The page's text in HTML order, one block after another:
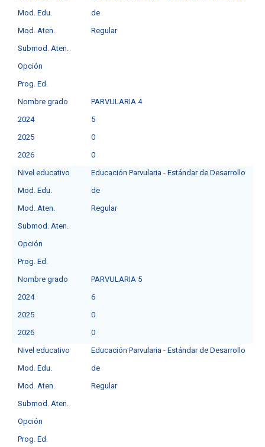
Mod. Edu.
de
Mod. Aten.
Regular
Submod. Aten.
Opción
Prog. Ed.
Nombre grado
PARVULARIA 4
2024
5
2025
0
2026
0
Nivel educativo
Educación Parvularia - Estándar de Desarrollo
Mod. Edu.
de
Mod. Aten.
Regular
Submod. Aten.
Opción
Prog. Ed.
Nombre grado
PARVULARIA 5
2024
6
2025
0
2026
0
Nivel educativo
Educación Parvularia - Estándar de Desarrollo
Mod. Edu.
de
Mod. Aten.
Regular
Submod. Aten.
Opción
Prog. Ed.